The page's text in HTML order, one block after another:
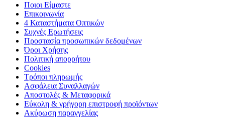
Ποιοι Είμαστε
Επικοινωνία
4 Καταστήματα Οπτικών
Συχνές Ερωτήσεις
Προστασία προσωπικών δεδομένων
Όροι Χρήσης
Πολιτική απορρήτου
Cookies
Τρόποι πληρωμής
Ασφάλεια Συναλλαγών
Αποστολές & Μεταφορικά
Εύκολη & γρήγορη επιστροφή προϊόντων
Ακύρωση παραγγελίας